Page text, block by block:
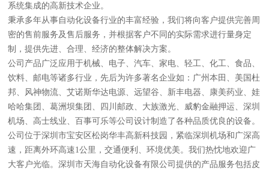
系统集成的高新技术企业。
秉承多年从事自动化设备行业的丰富经验，我们将向客户提供完善周
密的售前服务及售后服务，并根据客户不同的实际需求进行量身定
制，提供先进、合理、经济的整体解决方案。
公司产品广泛应用于机械、电子、汽车、家电、轻工、化工、食品、
饮料、邮电等诸多行业，先后为许多著名企业如：广州本田、美国杜
邦、风神物流、艾诺斯华达电源、远望谷、新丰电器、康美药业、娃
哈哈集团、葛洲坝集团、四川邮政、大族激光、威豹金融押运、深圳
机场、高士线业、百事可乐等公司设计制造了各种品质优良的设备。
公司位于深圳市宝安区松岗华丰高新科技园，紧临深圳机场和广深高
速，距离外环高速1公里，交通便利、环境优美。我们热忱地欢迎广
大客户光临。深圳市天海自动化设备有限公司提供的产品服务包括皮